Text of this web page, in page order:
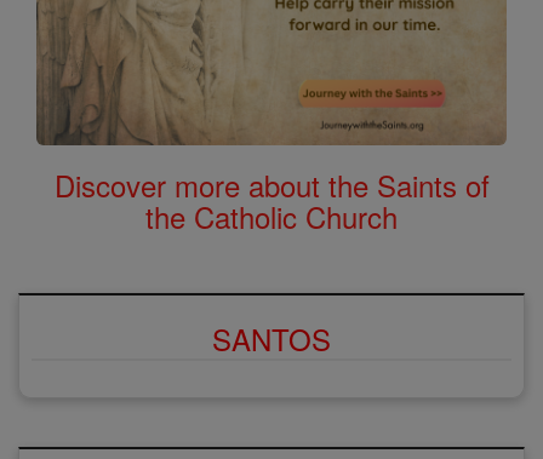
Discover more about the Saints of
the Catholic Church
SANTOS